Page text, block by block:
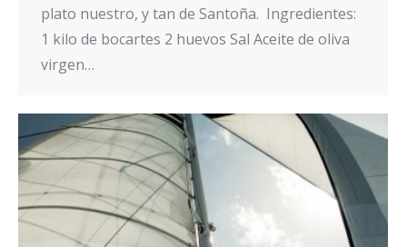
plato nuestro, y tan de Santoña. Ingredientes:
1 kilo de bocartes 2 huevos Sal Aceite de oliva
virgen…